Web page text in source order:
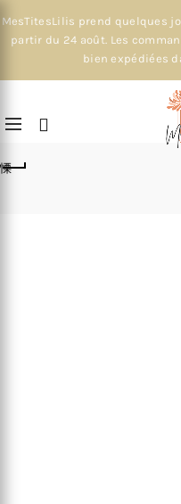
MesTitesLilis prend quelques
partir du 24 août. Les
bien expédiées